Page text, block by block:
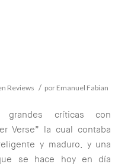
Reviews / por Emanuel Fabian
grandes críticas con
Verse” la cual contaba
y maduro, y una
se hace hoy en día